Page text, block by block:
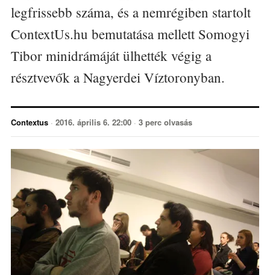
legfrissebb száma, és a nemrégiben startolt
ContextUs.hu bemutatása mellett Somogyi
Tibor minidrámáját ülhették végig a
résztvevők a Nagyerdei Víztoronyban.
Contextus · 2016. április 6. 22:00 · 3 perc olvasás